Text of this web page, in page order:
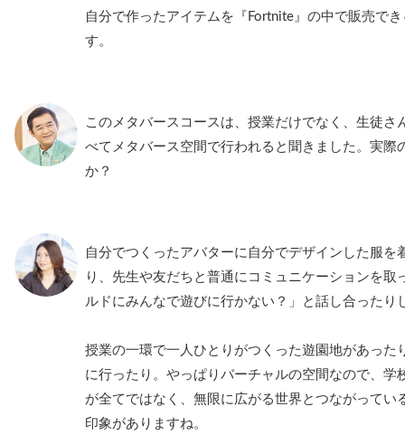
自分で作ったアイテムを『Fortnite』の中で販売で
す。
このメタバースコースは、授業だけでなく、生徒さ
べてメタバース空間で行われると聞きました。実際
か？
自分でつくったアバターに自分でデザインした服を
り、先生や友だちと普通にコミュニケーションを取
ルドにみんなで遊びに行かない？」と話し合ったり
授業の一環で一人ひとりがつくった遊園地があった
に行ったり。やっぱりバーチャルの空間なので、学
が全てではなく、無限に広がる世界とつながってい
印象がありますね。